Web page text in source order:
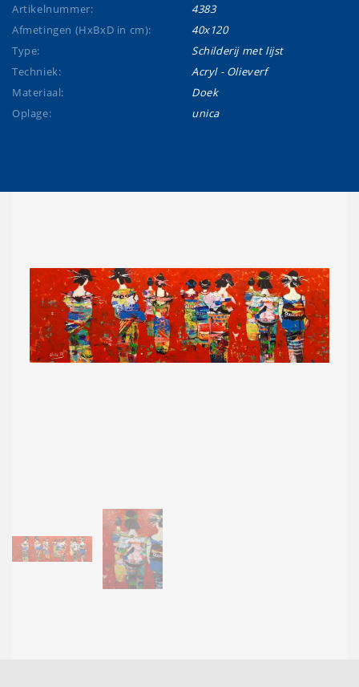
Artikelnummer:
4383
Afmetingen (HxBxD in cm):
40x120
Type:
Schilderij met lijst
Techniek:
Acryl - Olieverf
Materiaal:
Doek
Oplage:
unica